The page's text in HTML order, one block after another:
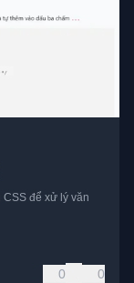
để xử lý văn
0 0